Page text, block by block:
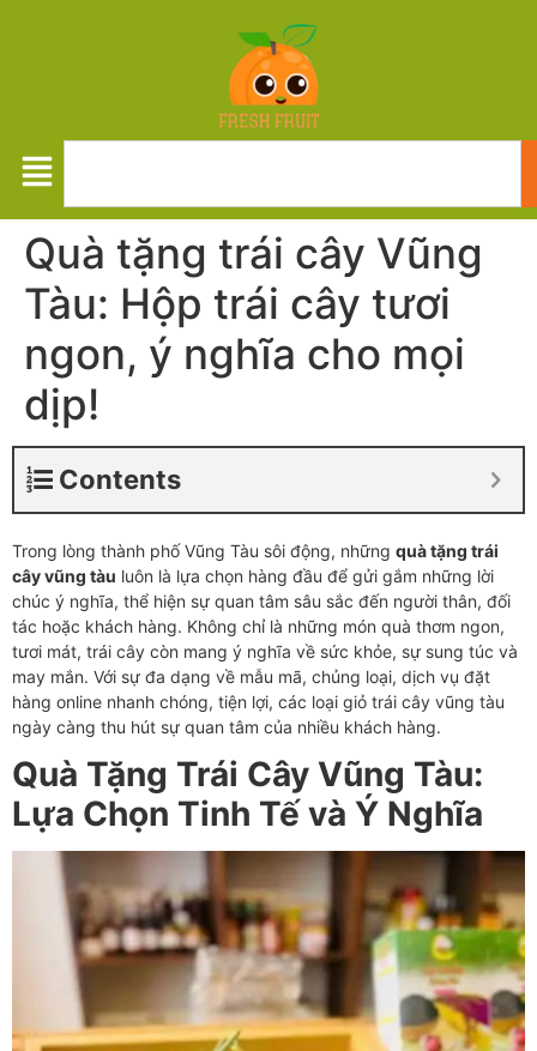
Quà tặng trái cây Vũng
Tàu: Hộp trái cây tươi
ngon, ý nghĩa cho mọi
dịp!
Contents
Trong lòng thành phố Vũng Tàu sôi động, những quà tặng trái
cây vũng tàu luôn là lựa chọn hàng đầu để gửi gắm những lời
chúc ý nghĩa, thể hiện sự quan tâm sâu sắc đến người thân, đối
tác hoặc khách hàng. Không chỉ là những món quà thơm ngon,
tươi mát, trái cây còn mang ý nghĩa về sức khỏe, sự sung túc và
may mắn. Với sự đa dạng về mẫu mã, chủng loại, dịch vụ đặt
hàng online nhanh chóng, tiện lợi, các loại giỏ trái cây vũng tàu
ngày càng thu hút sự quan tâm của nhiều khách hàng.
Quà Tặng Trái Cây Vũng Tàu:
Lựa Chọn Tinh Tế và Ý Nghĩa